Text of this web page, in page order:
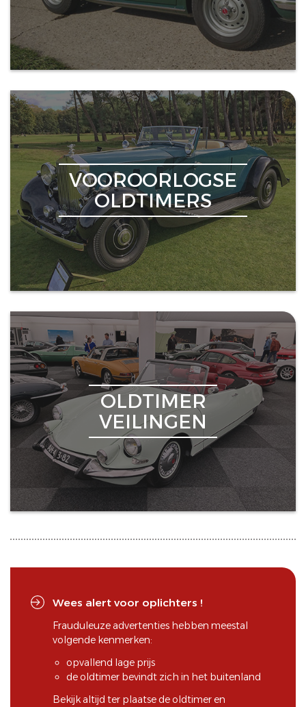
VOOROORLOGSE
OLDTIMERS
OLDTIMER
VEILINGEN
Wees alert voor oplichters !
Frauduleuze advertenties hebben meestal
volgende kenmerken:
opvallend lage prijs
de oldtimer bevindt zich in het buitenland
Bekijk altijd ter plaatse de oldtimer en